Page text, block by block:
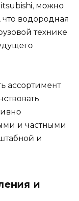
можно
что водородная
технике
ассортимент
и частными
и
и